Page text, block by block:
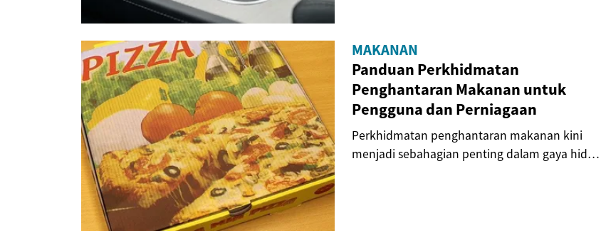
MAKANAN
Panduan Perkhidmatan
Penghantaran Makanan untuk
Pengguna dan Perniagaan
Perkhidmatan penghantaran makanan kini
menjadi sebahagian penting dalam gaya hidup